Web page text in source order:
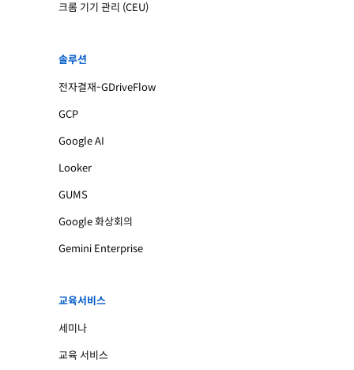
크롬 기기 관리 (CEU)
솔루션
전자결재-GDriveFlow
GCP
Google AI
Looker
GUMS
Google 화상회의
Gemini Enterprise
교육서비스
세미나
교육 서비스